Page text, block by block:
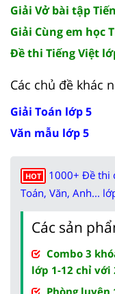
Giải Vở bài tập
Giải Cùng em học
Đề thi Tiếng Việt
Các chủ đề khác
Giải Toán lớp 5
Văn mẫu lớp 5
HOT
1000+ Đề thi
Toán, Văn, Anh...
Các sản
Combo 3
lớp 1-12 chỉ với
Phòng luyện